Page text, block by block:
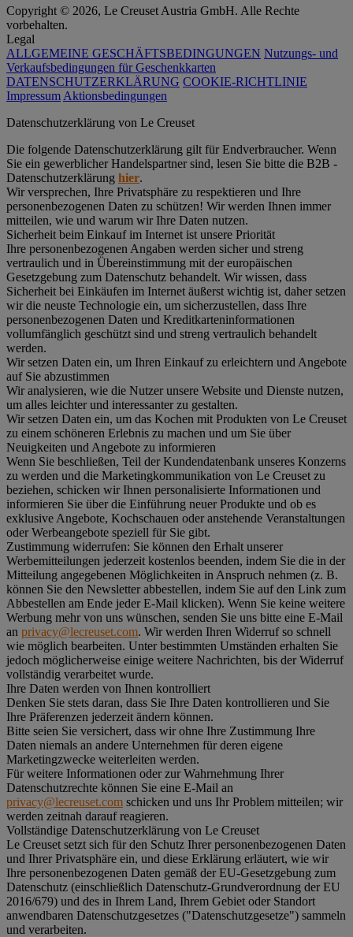
Copyright © 2026, Le Creuset Austria GmbH. Alle Rechte
vorbehalten.
Legal
ALLGEMEINE GESCHÄFTSBEDINGUNGEN Nutzungs- und
Verkaufsbedingungen für Geschenkkarten
DATENSCHUTZERKLÄRUNG COOKIE-RICHTLINIE
Impressum Aktionsbedingungen
Datenschutz­erklärung von Le Creuset
Die folgende Datenschutzerklärung gilt für Endverbraucher. Wenn
Sie ein gewerblicher Handelspartner sind, lesen Sie bitte die B2B -
Datenschutzerklärung hier.
Wir versprechen, Ihre Privatsphäre zu respektieren und Ihre
personenbezogenen Daten zu schützen! Wir werden Ihnen immer
mitteilen, wie und warum wir Ihre Daten nutzen.
Sicherheit beim Einkauf im Internet ist unsere Priorität
Ihre personenbezogenen Angaben werden sicher und streng
vertraulich und in Übereinstimmung mit der europäischen
Gesetzgebung zum Datenschutz behandelt. Wir wissen, dass
Sicherheit bei Einkäufen im Internet äußerst wichtig ist, daher setzen
wir die neuste Technologie ein, um sicherzustellen, dass Ihre
personenbezogenen Daten und Kreditkarteninformationen
vollumfänglich geschützt sind und streng vertraulich behandelt
werden.
Wir setzen Daten ein, um Ihren Einkauf zu erleichtern und Angebote
auf Sie abzustimmen
Wir analysieren, wie die Nutzer unsere Website und Dienste nutzen,
um alles leichter und interessanter zu gestalten.
Wir setzen Daten ein, um das Kochen mit Produkten von Le Creuset
zu einem schöneren Erlebnis zu machen und um Sie über
Neuigkeiten und Angebote zu informieren
Wenn Sie beschließen, Teil der Kundendatenbank unseres Konzerns
zu werden und die Marketingkommunikation von Le Creuset zu
beziehen, schicken wir Ihnen personalisierte Informationen und
informieren Sie über die Einführung neuer Produkte und ob es
exklusive Angebote, Kochschauen oder anstehende Veranstaltungen
oder Werbeangebote speziell für Sie gibt.
Zustimmung widerrufen: Sie können den Erhalt unserer
Werbemitteilungen jederzeit kostenlos beenden, indem Sie die in der
Mitteilung angegebenen Möglichkeiten in Anspruch nehmen (z. B.
können Sie den Newsletter abbestellen, indem Sie auf den Link zum
Abbestellen am Ende jeder E-Mail klicken). Wenn Sie keine weitere
Werbung mehr von uns wünschen, senden Sie uns bitte eine E-Mail
an privacy@lecreuset.com. Wir werden Ihren Widerruf so schnell
wie möglich bearbeiten. Unter bestimmten Umständen erhalten Sie
jedoch möglicherweise einige weitere Nachrichten, bis der Widerruf
vollständig verarbeitet wurde.
Ihre Daten werden von Ihnen kontrolliert
Denken Sie stets daran, dass Sie Ihre Daten kontrollieren und Sie
Ihre Präferenzen jederzeit ändern können.
Bitte seien Sie versichert, dass wir ohne Ihre Zustimmung Ihre
Daten niemals an andere Unternehmen für deren eigene
Marketingzwecke weiterleiten werden.
Für weitere Informationen oder zur Wahrnehmung Ihrer
Datenschutzrechte können Sie eine E-Mail an
privacy@lecreuset.com schicken und uns Ihr Problem mitteilen; wir
werden zeitnah darauf reagieren.
Vollständige Datenschutzerklärung von Le Creuset
Le Creuset setzt sich für den Schutz Ihrer personenbezogenen Daten
und Ihrer Privatsphäre ein, und diese Erklärung erläutert, wie wir
Ihre personenbezogenen Daten gemäß der EU-Gesetzgebung zum
Datenschutz (einschließlich Datenschutz-Grundverordnung der EU
2016/679) und des in Ihrem Land, Ihrem Gebiet oder Standort
anwendbaren Datenschutzgesetzes ("Datenschutzgesetze") sammeln
und verarbeiten.